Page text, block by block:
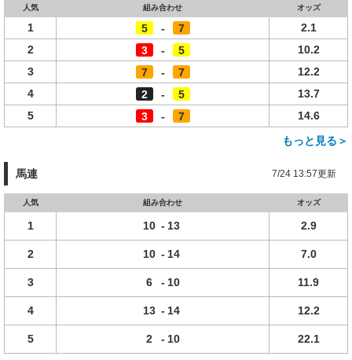
人気 組み合わせ オッズ
1 5 - 7
2.1
2
3 - 5
10.2
3
7 - 7
12.2
4
2 - 5
13.7
5
3 - 7
14.6
もっと見る＞
馬連 7/24 13:57更新
人気 組み合わせ オッズ
1 10 - 13 2.9
2 10 - 14 7.0
3 6 - 10 11.9
4 13 - 14 12.2
5 2 - 10 22.1